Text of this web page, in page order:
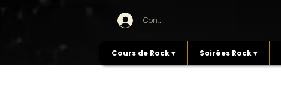
Connexion
Cours de Rock ▾ Soirées Rock ▾